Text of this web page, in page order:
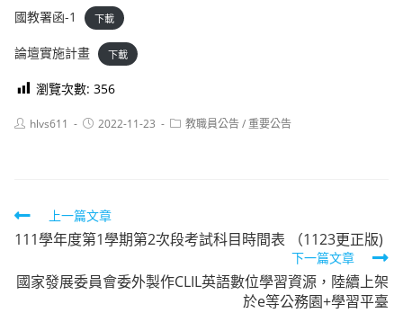
國教署函-1 下載
論壇實施計畫 下載
瀏覽次數: 356
Posthlvs611
Post2022-11-23
Post教職員公告/重要公告
Read
more
articles
上一篇文章
111學年度第1學期第2次段考試科目時間表 （1123更正版)
下一篇文章
國家發展委員會委外製作CLIL英語數位學習資源，陸續上架
於e等公務園+學習平臺